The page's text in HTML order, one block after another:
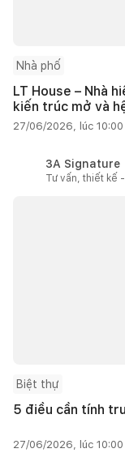
Nhà phố
LT House – Nhà
kiến trúc mở và
27/06/2026, lúc 10:00
3A Signature
Tư vấn, thiết kế
Biệt thự
5 điều cần tính
27/06/2026, lúc 10:00